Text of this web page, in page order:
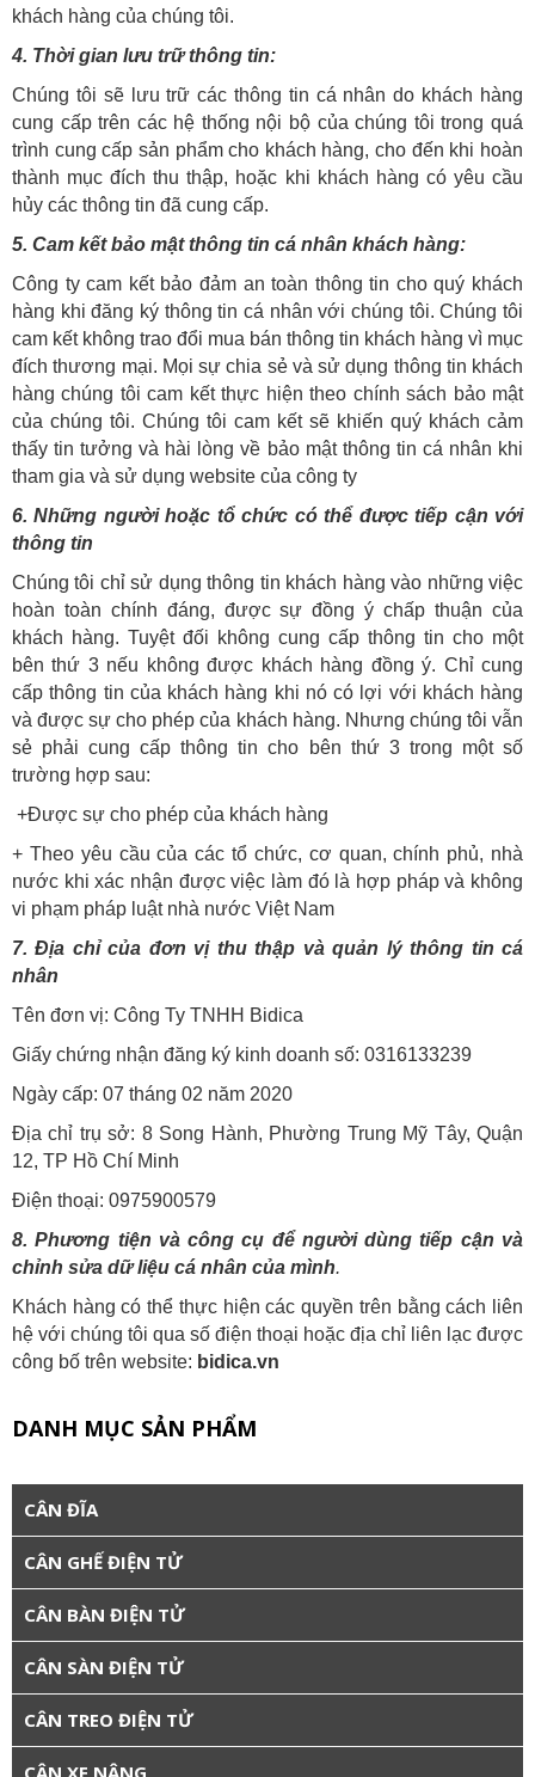
khách hàng của chúng tôi.
4. Thời gian lưu trữ thông tin:
Chúng tôi sẽ lưu trữ các thông tin cá nhân do khách hàng
cung cấp trên các hệ thống nội bộ của chúng tôi trong quá
trình cung cấp sản phẩm cho khách hàng, cho đến khi hoàn
thành mục đích thu thập, hoặc khi khách hàng có yêu cầu
hủy các thông tin đã cung cấp.
5. Cam kết bảo mật thông tin cá nhân khách hàng:
Công ty cam kết bảo đảm an toàn thông tin cho quý khách
hàng khi đăng ký thông tin cá nhân với chúng tôi. Chúng tôi
cam kết không trao đổi mua bán thông tin khách hàng vì mục
đích thương mại. Mọi sự chia sẻ và sử dụng thông tin khách
hàng chúng tôi cam kết thực hiện theo chính sách bảo mật
của chúng tôi. Chúng tôi cam kết sẽ khiến quý khách cảm
thấy tin tưởng và hài lòng về bảo mật thông tin cá nhân khi
tham gia và sử dụng website của công ty
6. Những người hoặc tổ chức có thể được tiếp cận với
thông tin
Chúng tôi chỉ sử dụng thông tin khách hàng vào những việc
hoàn toàn chính đáng, được sự đồng ý chấp thuận của
khách hàng. Tuyệt đối không cung cấp thông tin cho một
bên thứ 3 nếu không được khách hàng đồng ý. Chỉ cung
cấp thông tin của khách hàng khi nó có lợi với khách hàng
và được sự cho phép của khách hàng. Nhưng chúng tôi vẫn
sẻ phải cung cấp thông tin cho bên thứ 3 trong một số
trường hợp sau:
+Được sự cho phép của khách hàng
+ Theo yêu cầu của các tổ chức, cơ quan, chính phủ, nhà
nước khi xác nhận được việc làm đó là hợp pháp và không
vi phạm pháp luật nhà nước Việt Nam
7. Địa chỉ của đơn vị thu thập và quản lý thông tin cá
nhân
Tên đơn vị: Công Ty TNHH Bidica
Giấy chứng nhận đăng ký kinh doanh số: 0316133239
Ngày cấp: 07 tháng 02 năm 2020
Địa chỉ trụ sở: 8 Song Hành, Phường Trung Mỹ Tây, Quận
12, TP Hồ Chí Minh
Điện thoại: 0975900579
8. Phương tiện và công cụ để người dùng tiếp cận và
chỉnh sửa dữ liệu cá nhân của mình.
Khách hàng có thể thực hiện các quyền trên bằng cách liên
hệ với chúng tôi qua số điện thoại hoặc địa chỉ liên lạc được
công bố trên website: bidica.vn
DANH MỤC SẢN PHẨM
CÂN ĐĨA
CÂN GHẾ ĐIỆN TỬ
CÂN BÀN ĐIỆN TỬ
CÂN SÀN ĐIỆN TỬ
CÂN TREO ĐIỆN TỬ
CÂN XE NÂNG